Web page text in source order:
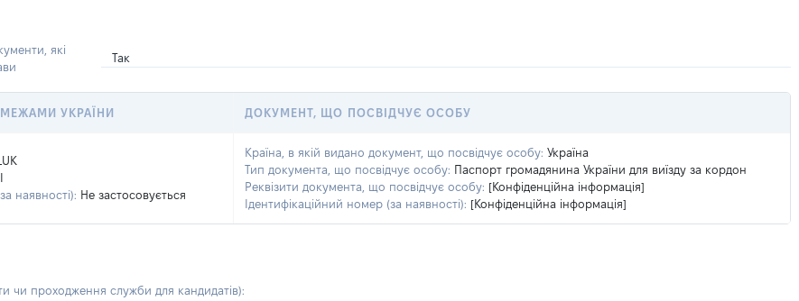
які
Так
МЕЖАМИ УКРАЇНИ ДОКУМЕНТ, ЩО ПОСВІДЧУЄ ОСОБУ
наявності): Не застосовується
Країна, в якій видано документ, що посвідчує особу: Україна
Тип документа, що посвідчує особу: Паспорт громадянина України для виїзду за кордон
Реквізити документа, що посвідчує особу: [Конфіденційна інформація]
Ідентифікаційний номер (за наявності): [Конфіденційна інформація]
чи проходження служби для кандидатів):